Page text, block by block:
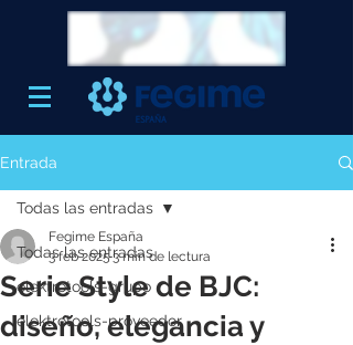
Entrada
Todas las entradas
elektrotools-grupo
elektrotools-proveedor
Todas las entradas
Serie Style de BJC:
diseño, elegancia y
Fegime España
3 feb 20253 min de lectura